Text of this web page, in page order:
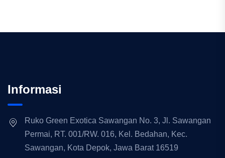
Informasi
Ruko Green Exotica Sawangan No. 3, Jl. Sawangan
Permai, RT. 001/RW. 016, Kel. Bedahan, Kec.
Sawangan, Kota Depok, Jawa Barat 16519